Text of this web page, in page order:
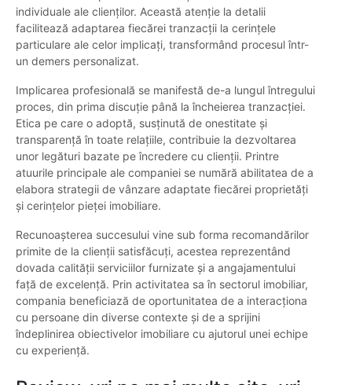
individuale ale clienților. Această atenție la detalii
facilitează adaptarea fiecărei tranzacții la cerințele
particulare ale celor implicați, transformând procesul într-
un demers personalizat.
Implicarea profesională se manifestă de-a lungul întregului
proces, din prima discuție până la încheierea tranzacției.
Etica pe care o adoptă, susținută de onestitate și
transparență în toate relațiile, contribuie la dezvoltarea
unor legături bazate pe încredere cu clienții. Printre
atuurile principale ale companiei se numără abilitatea de a
elabora strategii de vânzare adaptate fiecărei proprietăți
și cerințelor pieței imobiliare.
Recunoașterea succesului vine sub forma recomandărilor
primite de la clienții satisfăcuți, acestea reprezentând
dovada calității serviciilor furnizate și a angajamentului
față de excelență. Prin activitatea sa în sectorul imobiliar,
compania beneficiază de oportunitatea de a interacționa
cu persoane din diverse contexte și de a sprijini
îndeplinirea obiectivelor imobiliare cu ajutorul unei echipe
cu experiență.